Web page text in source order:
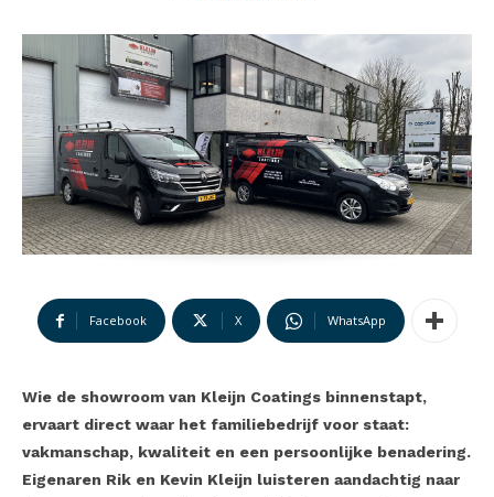
Facebook X WhatsApp
Wie de showroom van Kleijn Coatings binnenstapt,
ervaart direct waar het familiebedrijf voor staat:
vakmanschap, kwaliteit en een persoonlijke benadering.
Eigenaren Rik en Kevin Kleijn luisteren aandachtig naar